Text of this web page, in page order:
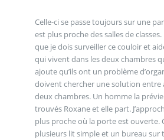
Celle-ci se passe toujours sur une
est plus proche des salles de
que je dois surveiller ce couloir et
qui vivent dans les deux chambres
ajoute qu’ils ont un problème
doivent chercher une solution entre
deux chambres. Un homme la
trouvés Roxane et elle part.
plus proche où la porte est ouverte.
plusieurs lit simple et un bureau